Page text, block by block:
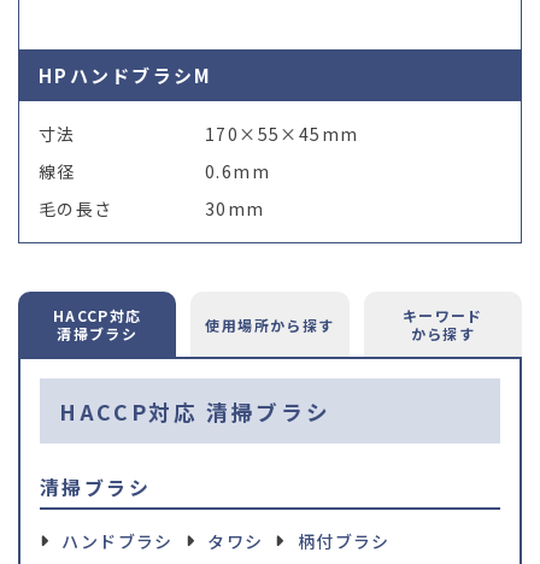
HPハンドブラシM
寸法
170×55×45mm
線径
0.6mm
毛の長さ
30mm
HACCP対応
清掃ブラシ
使用場所から探す
キーワード
から探す
HACCP対応 清掃ブラシ
清掃ブラシ
ハンドブラシ タワシ
柄付ブラシ